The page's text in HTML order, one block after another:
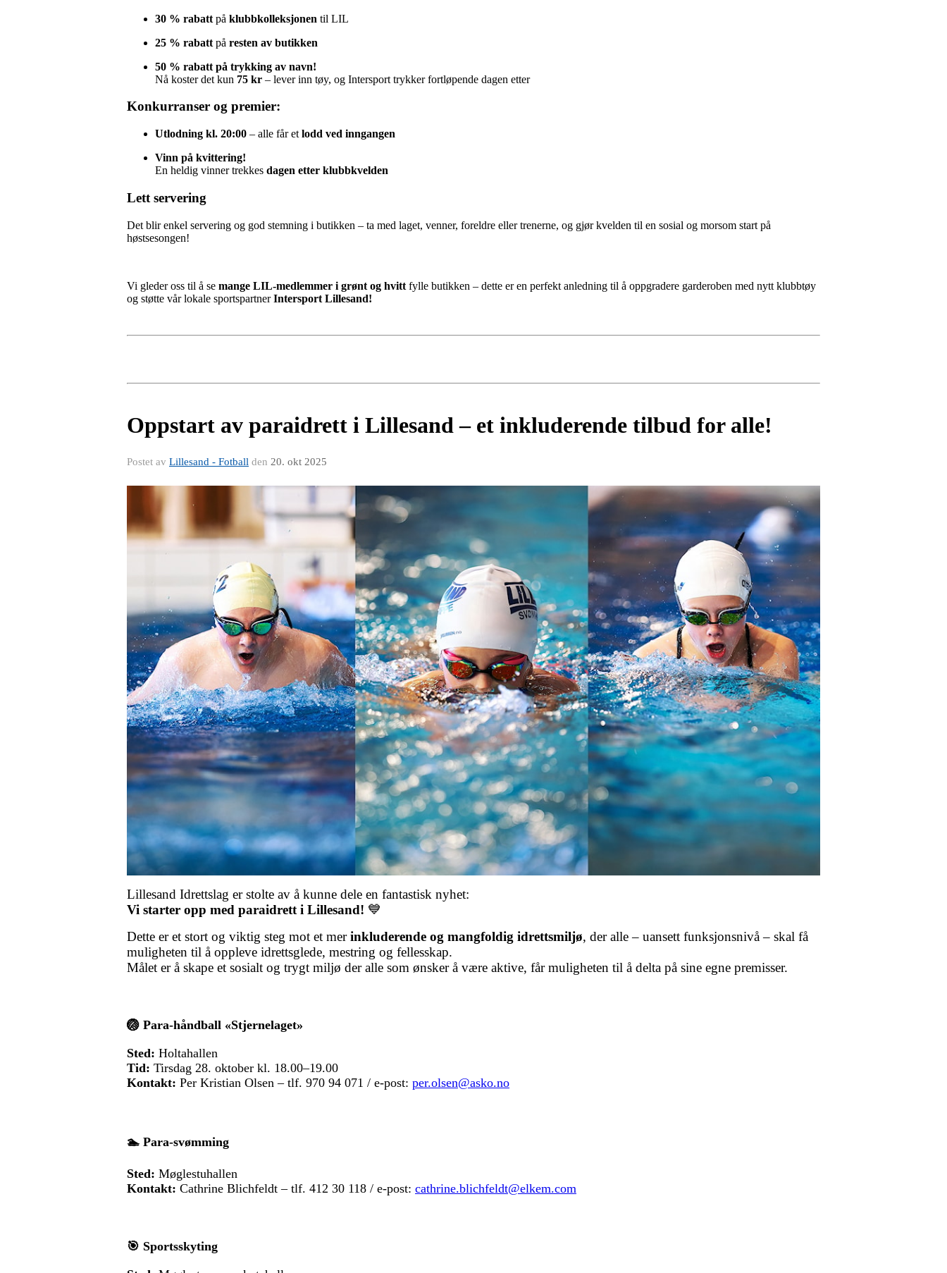
30 % rabatt på klubbkolleksjonen til LIL
25 % rabatt på resten av butikken
50 % rabatt på trykking av navn!
Nå koster det kun 75 kr – lever inn tøy, og Intersport trykker fortløpende dagen etter
Konkurranser og premier:
Utlodning kl. 20:00 – alle får et lodd ved inngangen
Vinn på kvittering!
En heldig vinner trekkes dagen etter klubbkvelden
Lett servering
Det blir enkel servering og god stemning i butikken – ta med laget, venner, foreldre eller trenerne, og gjør kvelden til en sosial og morsom start på
høstsesongen!
Vi gleder oss til å se mange LIL-medlemmer i grønt og hvitt fylle butikken – dette er en perfekt anledning til å oppgradere garderoben med nytt klubbtøy
og støtte vår lokale sportspartnerIntersport Lillesand!
Oppstart av paraidrett i Lillesand – et inkluderende tilbud for alle!
Postet av Lillesand - Fotball den 20. okt 2025
Lillesand Idrettslag er stolte av å kunne dele en fantastisk nyhet:
Vi starter opp med paraidrett i Lillesand! 💙
Dette er et stort og viktig steg mot et merinkluderende og mangfoldig idrettsmiljø, der alle – uansett funksjonsnivå – skal få
muligheten til å oppleve idrettsglede, mestring og fellesskap.
Målet er å skape et sosialt og trygt miljø der alle som ønsker å være aktive, får muligheten til å delta på sine egne premisser.
🏐 Para-håndball «Stjernelaget»
Sted: Holtahallen
Tid: Tirsdag 28. oktober kl. 18.00–19.00
Kontakt: Per Kristian Olsen – tlf. 970 94 071 / e-post: per.olsen@asko.no
🏊 Para-svømming
Sted: Møglestuhallen
Kontakt: Cathrine Blichfeldt – tlf. 412 30 118 / e-post: cathrine.blichfeldt@elkem.com
🎯 Sportsskyting